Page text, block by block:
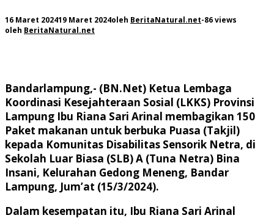
16 Maret 202419 Maret 2024oleh BeritaNatural.net-86 views
oleh BeritaNatural.net
Bandarlampung,- (BN.Net) Ketua Lembaga
Koordinasi Kesejahteraan Sosial (LKKS) Provinsi
Lampung Ibu Riana Sari Arinal membagikan 150
Paket makanan untuk berbuka Puasa (Takjil)
kepada Komunitas Disabilitas Sensorik Netra, di
Sekolah Luar Biasa (SLB) A (Tuna Netra) Bina
Insani, Kelurahan Gedong Meneng, Bandar
Lampung, Jum’at (15/3/2024).
Dalam kesempatan itu, Ibu Riana Sari Arinal